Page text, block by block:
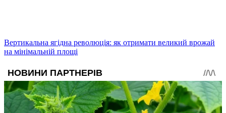
Вертикальна ягідна революція: як отримати великий врожай
на мінімальній площі